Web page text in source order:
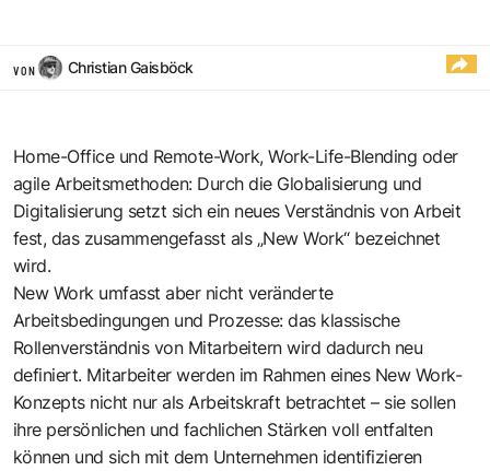
VON Christian Gaisböck
Home-Office und Remote-Work, Work-Life-Blending oder
agile Arbeitsmethoden: Durch die Globalisierung und
Digitalisierung setzt sich ein neues Verständnis von Arbeit
fest, das zusammengefasst als „New Work“ bezeichnet
wird.
New Work umfasst aber nicht veränderte
Arbeitsbedingungen und Prozesse: das klassische
Rollenverständnis von Mitarbeitern wird dadurch neu
definiert. Mitarbeiter werden im Rahmen eines New Work-
Konzepts nicht nur als Arbeitskraft betrachtet – sie sollen
ihre persönlichen und fachlichen Stärken voll entfalten
können und sich mit dem Unternehmen identifizieren